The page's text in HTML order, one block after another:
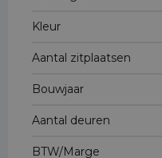
Kleur
Aantal zitplaatsen
Bouwjaar
Aantal deuren
BTW/Marge